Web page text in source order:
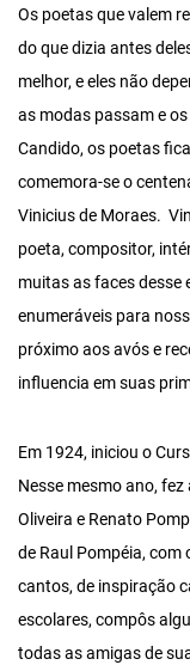
Os poetas que valem
do que dizia antes
melhor, e eles não
as modas passam e
Candido, os poetas
comemora-se o
Vinicius de Moraes.
poeta, compositor,
muitas as faces
enumeráveis para
próximo aos avós e
influencia em suas
Em 1924, iniciou o
Nesse mesmo ano,
Oliveira e Renato
de Raul Pompéia, com
cantos, de inspiração
escolares, compôs
todas as amigas de